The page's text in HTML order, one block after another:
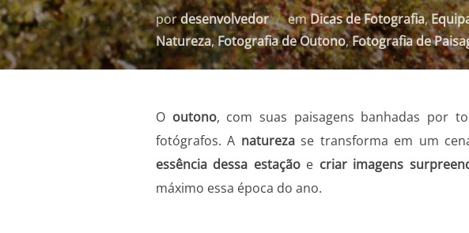
pordesenvolvedor emDicas de Fotografia,
Natureza,Fotografia de Outono,Fotografia de
O outono, com suas paisagens banhadas por
fotógrafos. A naturezase transforma em um
essência dessa estaçãoe criar imagens
máximo essa época do ano.